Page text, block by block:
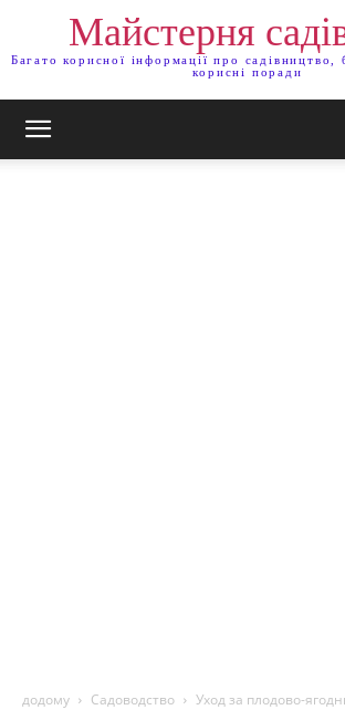
Майстерня
Багато корисної інформації про садівництво,
корисні поради
додому Садоводство Уход за плодово-